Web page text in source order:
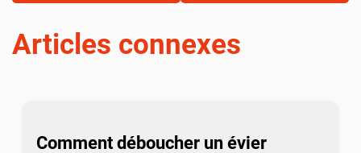
Articles connexes
Comment déboucher un évier